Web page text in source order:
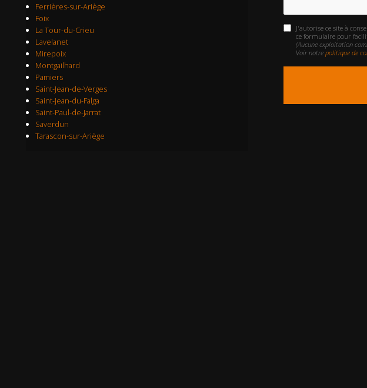
Ferrières-sur-Ariège
Foix
La Tour-du-Crieu
Lavelanet
Mirepoix
Montgailhard
Pamiers
Saint-Jean-de-Verges
Saint-Jean-du-Falga
Saint-Paul-de-Jarrat
Saverdun
Tarascon-sur-Ariège
J'autorise ce site à
ce formulaire pour
(Aucune exploitation
Voir notre politique de